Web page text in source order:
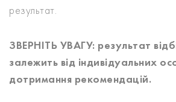
результат.
ЗВЕРНІТЬ УВАГУ: результат
залежить від індивідуальних
дотримання рекомендацій.